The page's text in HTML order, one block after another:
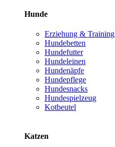
Hunde
Erziehung & Training
Hundebetten
Hundefutter
Hundeleinen
Hundenäpfe
Hundepflege
Hundesnacks
Hundespielzeug
Kotbeutel
Katzen